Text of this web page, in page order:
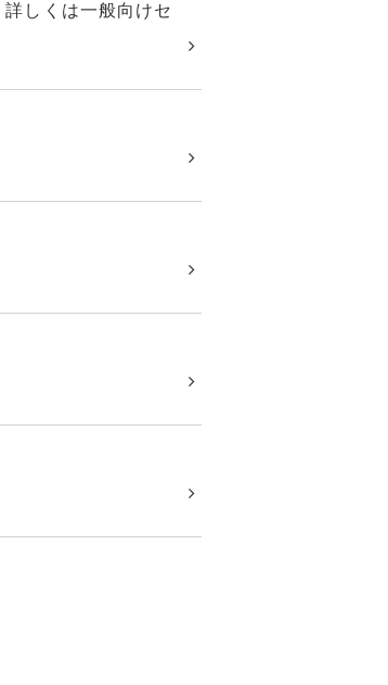
しくは一般向けセ